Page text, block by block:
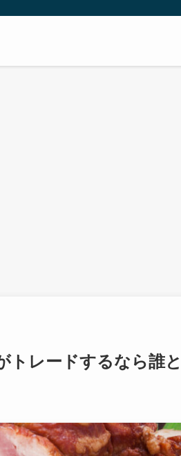
トレードするなら誰